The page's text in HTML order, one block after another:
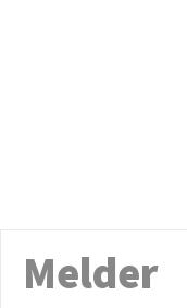
Melder